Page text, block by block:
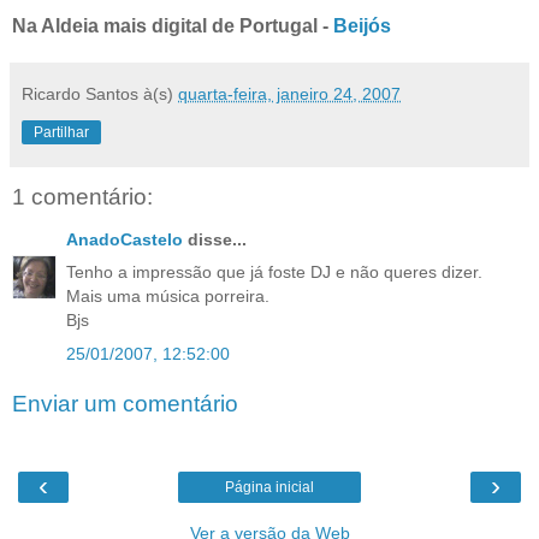
Na Aldeia mais digital de Portugal - Beijós
Ricardo Santos à(s) quarta-feira, janeiro 24, 2007
Partilhar
1 comentário:
AnadoCastelo disse...
Tenho a impressão que já foste DJ e não queres dizer.
Mais uma música porreira.
Bjs
25/01/2007, 12:52:00
Enviar um comentário
‹ ›
Página inicial
Ver a versão da Web